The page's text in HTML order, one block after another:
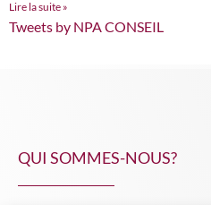
Lire la suite »
Tweets by NPA CONSEIL
QUI SOMMES-NOUS?